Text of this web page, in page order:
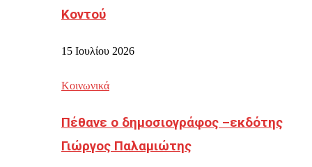
Κοντού
15 Ιουλίου 2026
Κοινωνικά
Πέθανε ο δημοσιογράφος –εκδότης
Γιώργος Παλαμιώτης